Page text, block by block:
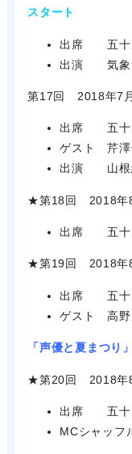
スタート
出席 五十
出演 気象
第17回 2018年7
出席 五十
ゲスト 芹澤
出演 山根
★第18回 2018年
出席 五十
★第19回 2018年
出席 五十
ゲスト 高野
「声優と夏まつり
★第20回 2018年
出席 五十
MCシャッフ